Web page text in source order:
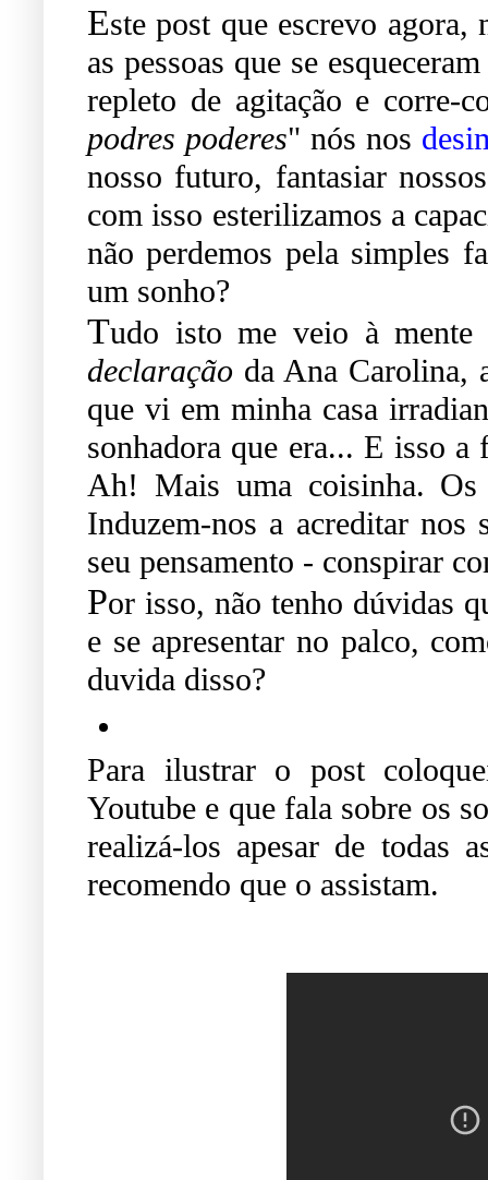
Este post que escrevo
as pessoas que se
repleto de agitação e corre-
podres poderes" nós nos
nosso futuro, fantasiar
com isso esterilizamos a
não perdemos pela simples
um sonho?
Tudo isto me veio à mente
declaração da Ana Carolina,
que vi em minha casa
sonhadora que era... E isso
Ah! Mais uma coisinha. Os
Induzem-nos a acreditar nos
seu pensamento - conspirar
Por isso, não tenho dúvidas
e se apresentar no palco,
duvida disso?
Para ilustrar o post
Youtube e que fala sobre os
realizá-los apesar de todas
recomendo que o assistam.